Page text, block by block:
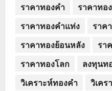
ราคาทองคำ
ราคาทอ
ราคาทองคำแท่ง
ราค
ราคาทองย้อนหลัง
รา
ราคาทองโลก
ลงทุนท
วิเคราะห์ทองคำ
วิเคร